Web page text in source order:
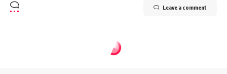
Leave a comment